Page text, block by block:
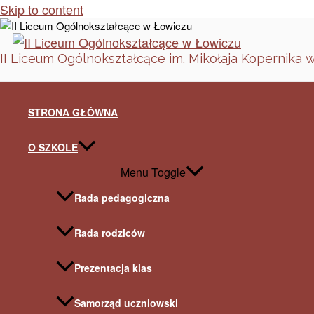
Skip to content
II Liceum Ogólnokształcące im. Mikołaja Kopernika
STRONA GŁÓWNA
O SZKOLE
Menu Toggle
Rada pedagogiczna
Rada rodziców
Prezentacja klas
Samorząd uczniowski